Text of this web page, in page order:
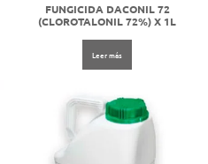
FUNGICIDA DACONIL 72
(CLOROTALONIL 72%) X 1L
Leer más